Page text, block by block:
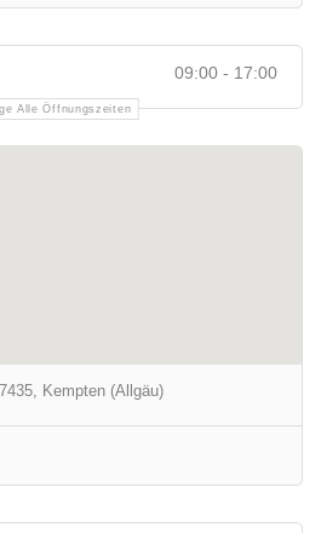
09:00 - 17:00
Alle Öffnungszeiten
Kempten (Allgäu)